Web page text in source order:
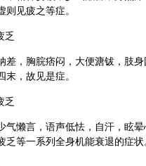
则见疲之等症。
乏
差，胸脘痞闷，大便溏钹，肢身
末，故见是症。
乏
气懒言，语声低怯，自汗，眩
乏等一系列全身机能衰退的症状